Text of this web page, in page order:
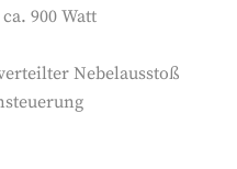
900 Watt
Nebelausstoß